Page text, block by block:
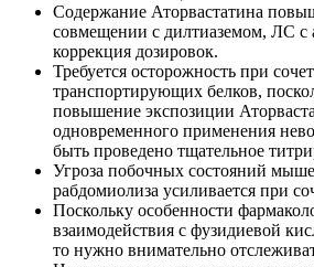
Содержание Аторвастатина
совмещении с дилтиаземом, ЛС
коррекция дозировок.
Требуется осторожность при
транспортирующих белков,
повышение экспозиции
одновременного применения
быть проведено тщательное
Угроза побочных состояний
рабдомиолиза усиливается при
Поскольку особенности
взаимодействия с фузидиевой
то нужно внимательно